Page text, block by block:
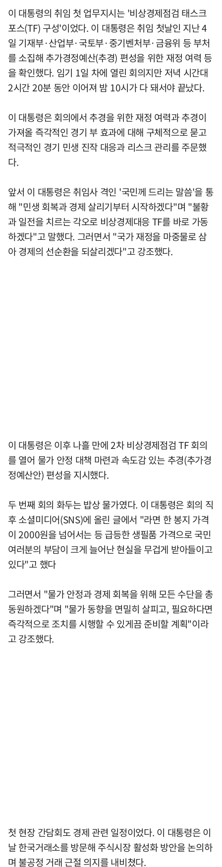
이 대통령의 취임 첫 업무지시는 '비상경제점검 태스크
포스(TF) 구성'이었다. 이 대통령은 취임 첫날인 지난 4
일 기재부·산업부·국토부·중기벤처부·금융위 등 부처
를 소집해 추가경정예산(추경) 편성을 위한 재정 여력 등
을 확인했다. 임기 1일 차에 열린 회의지만 저녁 시간대
2시간 20분 동안 이어져 밤 10시가 다 돼서야 끝났다.
이 대통령은 회의에서 추경을 위한 재정 여력과 추경이
가져올 즉각적인 경기 부 효과에 대해 구체적으로 묻고
적극적인 경기 민생 진작 대응과 리스크 관리를 주문했
다.
앞서 이 대통령은 취임사 격인 '국민께 드리는 말씀'을 통
해 "민생 회복과 경제 살리기부터 시작하겠다"며 "불황
과 일전을 치르는 각오로 비상경제대응 TF를 바로 가동
하겠다"고 말했다. 그러면서 "국가 재정을 마중물로 삼
아 경제의 선순환을 되살리겠다"고 강조했다.
이 대통령은 이후 나흘 만에 2차 비상경제점검 TF 회의
를 열어 물가 안정 대책 마련과 속도감 있는 추경(추가경
정예산안) 편성을 지시했다.
두 번째 회의 화두는 밥상 물가였다. 이 대통령은 회의 직
후 소셜미디어(SNS)에 올린 글에서 "라면 한 봉지 가격
이 2000원을 넘어서는 등 급등한 생필품 가격으로 국민
여러분의 부담이 크게 늘어난 현실을 무겁게 받아들이고
있다"고 했다
그러면서 "물가 안정과 경제 회복을 위해 모든 수단을 총
동원하겠다"며 "물가 동향을 면밀히 살피고, 필요하다면
즉각적으로 조치를 시행할 수 있게끔 준비할 계획"이라
고 강조했다.
첫 현장 간담회도 경제 관련 일정이었다. 이 대통령은 이
날 한국거래소를 방문해 주식시장 활성화 방안을 논의하
며 불공정 거래 근절 의지를 내비쳤다.